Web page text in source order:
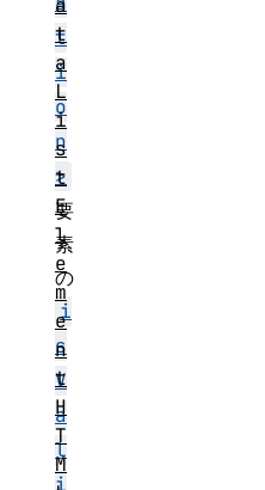
t
i
o
n
>
要
素
の
i
s
V
a
l
a
t
a
L
i
s
t
E
l
e
m
e
n
t
H
T
M